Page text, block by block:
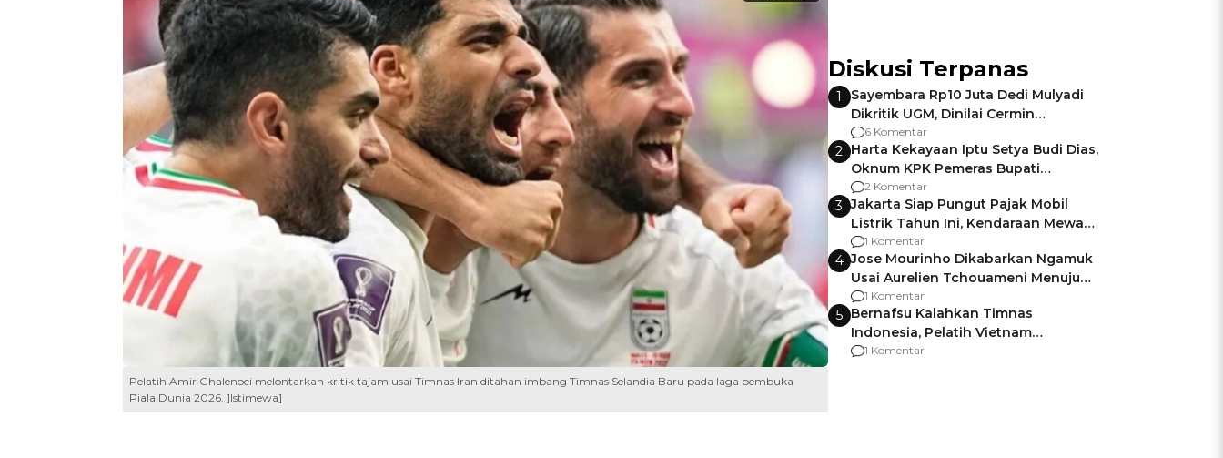
Pelatih Amir Ghalenoei melontarkan kritik tajam usai Timnas Iran ditahan imbang Timnas Selandia Baru pada laga pembuka
Piala Dunia 2026. ]Istimewa]
Diskusi Terpanas
1
Sayembara Rp10 Juta Dedi Mulyadi
Dikritik UGM, Dinilai Cermin
Gagalnya Negara Jamin Keamanan
6 Komentar
2 Harta Kekayaan Iptu Setya Budi Dias,
Oknum KPK Pemeras Bupati
Pemalang
2 Komentar
3 Jakarta Siap Pungut Pajak Mobil
Listrik Tahun Ini, Kendaraan Mewah
Kena hingga 75% PKB
1 Komentar
4 Jose Mourinho Dikabarkan Ngamuk
Usai Aurelien Tchouameni Menuju
Manchester United
1 Komentar
5 Bernafsu Kalahkan Timnas
Indonesia, Pelatih Vietnam
Berencana Pakai Jimat di Pakansari
1 Komentar